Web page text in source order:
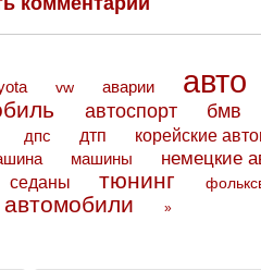
vw аварии авто
автоспорт бмв
дпс дтп корейские
машины немецкие
седаны тюнинг
автомобили »